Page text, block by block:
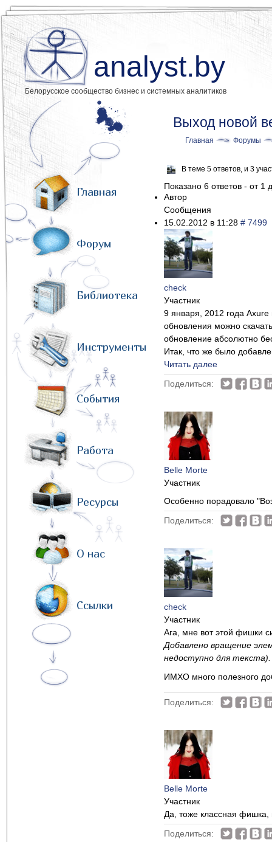
analyst.by
Белорусское сообщество бизнес и системных аналитиков
Главная
Форум
Библиотека
Инструменты
События
Работа
Ресурсы
О нас
Ссылки
Выход новой
Главная Форумы
В теме 5 ответов, и 3
Показано 6 ответов - от 1
Автор
Сообщения
15.02.2012 в 11:28 # 7499
check
Участник
9 января, 2012 года Axure
обновления можно
обновление абсолютно
Итак, что же было
Читать далее
Поделиться:
Belle Morte
Участник
Особенно порадовало
Поделиться:
check
Участник
Ага, мне вот этой фишки
Добавлено вращение
недоступно для текста).
ИМХО много полезного
Поделиться:
Belle Morte
Участник
Да, тоже классная
Поделиться: